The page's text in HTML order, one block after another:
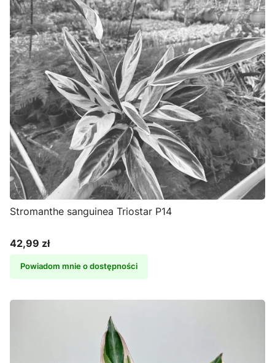
Stromanthe sanguinea Triostar P14
Cena
42,99 zł
Powiadom mnie o dostępności